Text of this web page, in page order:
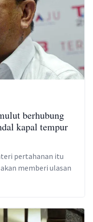
berhubung
kapal tempur
pertahanan itu
memberi ulasan